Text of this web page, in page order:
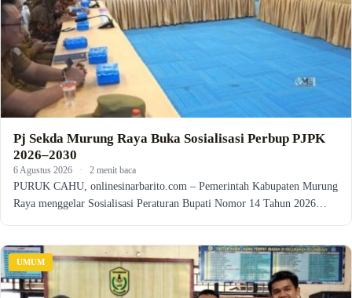
Pj Sekda Murung Raya Buka Sosialisasi Perbup PJPK
2026–2030
6 Agustus 2026 · 2 menit baca
PURUK CAHU, onlinesinarbarito.com – Pemerintah Kabupaten Murung
Raya menggelar Sosialisasi Peraturan Bupati Nomor 14 Tahun 2026…
UMUM